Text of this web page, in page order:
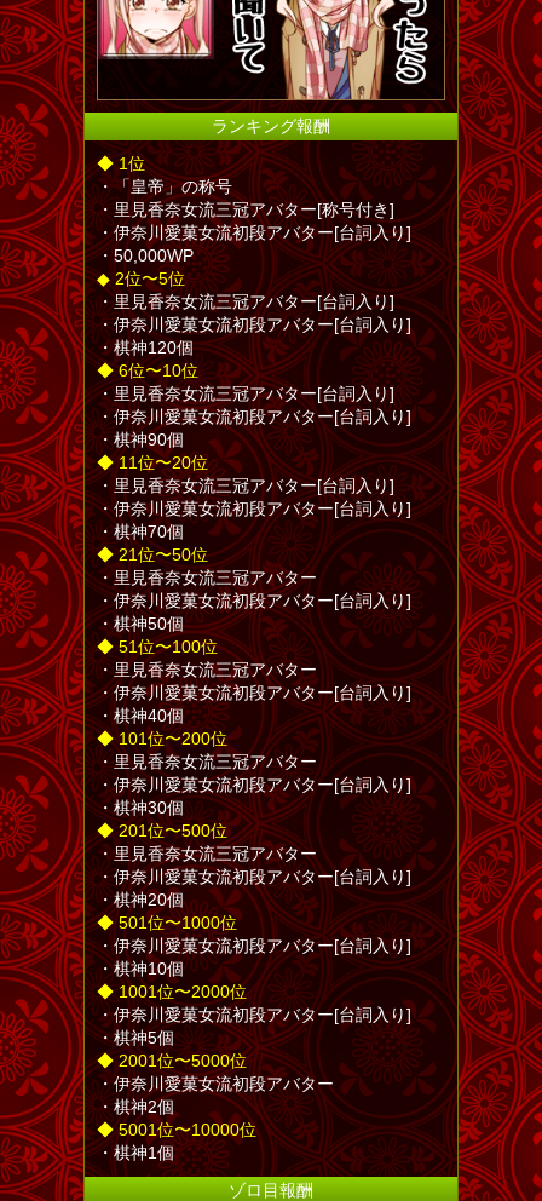
ランキング報酬
◆ 1位
・「皇帝」の称号
・里見香奈女流三冠アバター[称号付き]
・伊奈川愛菓女流初段アバター[台詞入り]
・50,000WP
◆ 2位〜5位
・里見香奈女流三冠アバター[台詞入り]
・伊奈川愛菓女流初段アバター[台詞入り]
・棋神120個
◆ 6位〜10位
・里見香奈女流三冠アバター[台詞入り]
・伊奈川愛菓女流初段アバター[台詞入り]
・棋神90個
◆ 11位〜20位
・里見香奈女流三冠アバター[台詞入り]
・伊奈川愛菓女流初段アバター[台詞入り]
・棋神70個
◆ 21位〜50位
・里見香奈女流三冠アバター
・伊奈川愛菓女流初段アバター[台詞入り]
・棋神50個
◆ 51位〜100位
・里見香奈女流三冠アバター
・伊奈川愛菓女流初段アバター[台詞入り]
・棋神40個
◆ 101位〜200位
・里見香奈女流三冠アバター
・伊奈川愛菓女流初段アバター[台詞入り]
・棋神30個
◆ 201位〜500位
・里見香奈女流三冠アバター
・伊奈川愛菓女流初段アバター[台詞入り]
・棋神20個
◆ 501位〜1000位
・伊奈川愛菓女流初段アバター[台詞入り]
・棋神10個
◆ 1001位〜2000位
・伊奈川愛菓女流初段アバター[台詞入り]
・棋神5個
◆ 2001位〜5000位
・伊奈川愛菓女流初段アバター
・棋神2個
◆ 5001位〜10000位
・棋神1個
ゾロ目報酬